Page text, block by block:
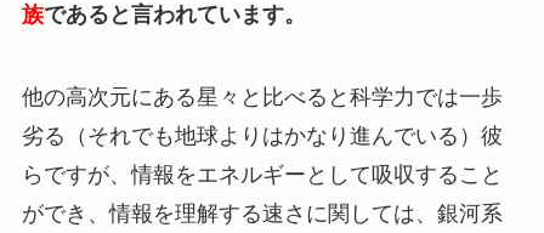
族であると言われています。
他の高次元にある星々と比べると科学力では一歩
劣る（それでも地球よりはかなり進んでいる）彼
らですが、情報をエネルギーとして吸収すること
ができ、情報を理解する速さに関しては、銀河系